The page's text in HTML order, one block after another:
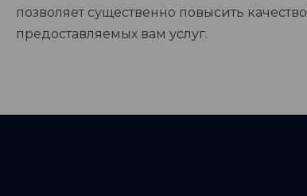
позволяет существенно повысить качество
предоставляемых вам услуг.